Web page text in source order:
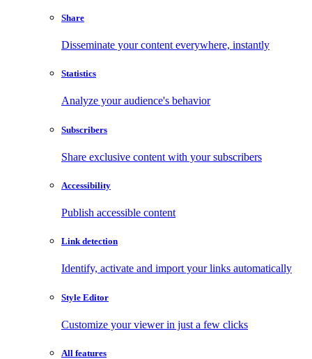
Share
Disseminate your content everywhere, instantly
Statistics
Analyze your audience's behavior
Subscribers
Share exclusive content with your subscribers
Accessibility
Publish accessible content
Link detection
Identify, activate and import your links automatically
Style Editor
Customize your viewer in just a few clicks
All features